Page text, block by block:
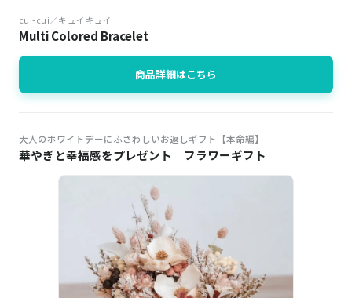
cui-cui／キュイキュイ
Multi Colored Bracelet
商品詳細はこちら
大人のホワイトデーにふさわしいお返しギフト【本命編】
華やぎと幸福感をプレゼント｜フラワーギフト